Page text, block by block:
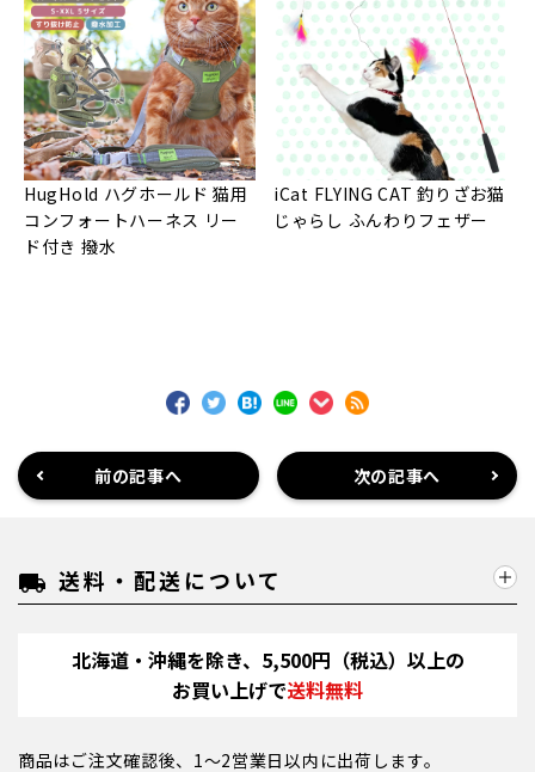
HugHold ハグホールド 猫用
コンフォートハーネス リー
ド付き 撥水
iCat FLYING CAT 釣りざお猫
じゃらし ふんわりフェザー
前の記事へ 次の記事へ
local_shipping 送料・配送について
北海道・沖縄を除き、5,500円（税込）以上の
お買い上げで送料無料
商品はご注文確認後、1～2営業日以内に出荷します。